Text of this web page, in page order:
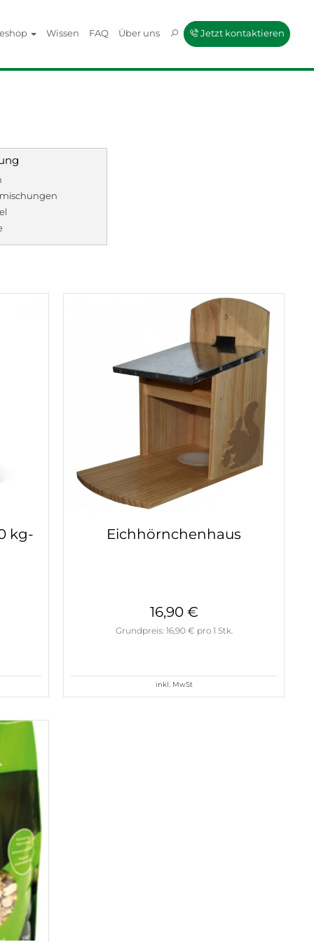
Wissen FAQ Über uns Jetzt kontaktieren
kg- Eichhörnchenhaus
16,90 €
Grundpreis: 16,90 € pro 1 Stk.
inkl. MwSt